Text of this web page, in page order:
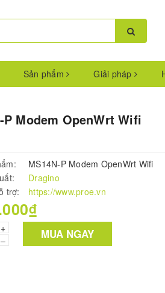
Sản phẩm Giải pháp
P Modem OpenWrt Wifi
MS14N-P Modem OpenWrt Wifi
Dragino
trợ:
https://www.proe.vn
+
–
MUA NGAY